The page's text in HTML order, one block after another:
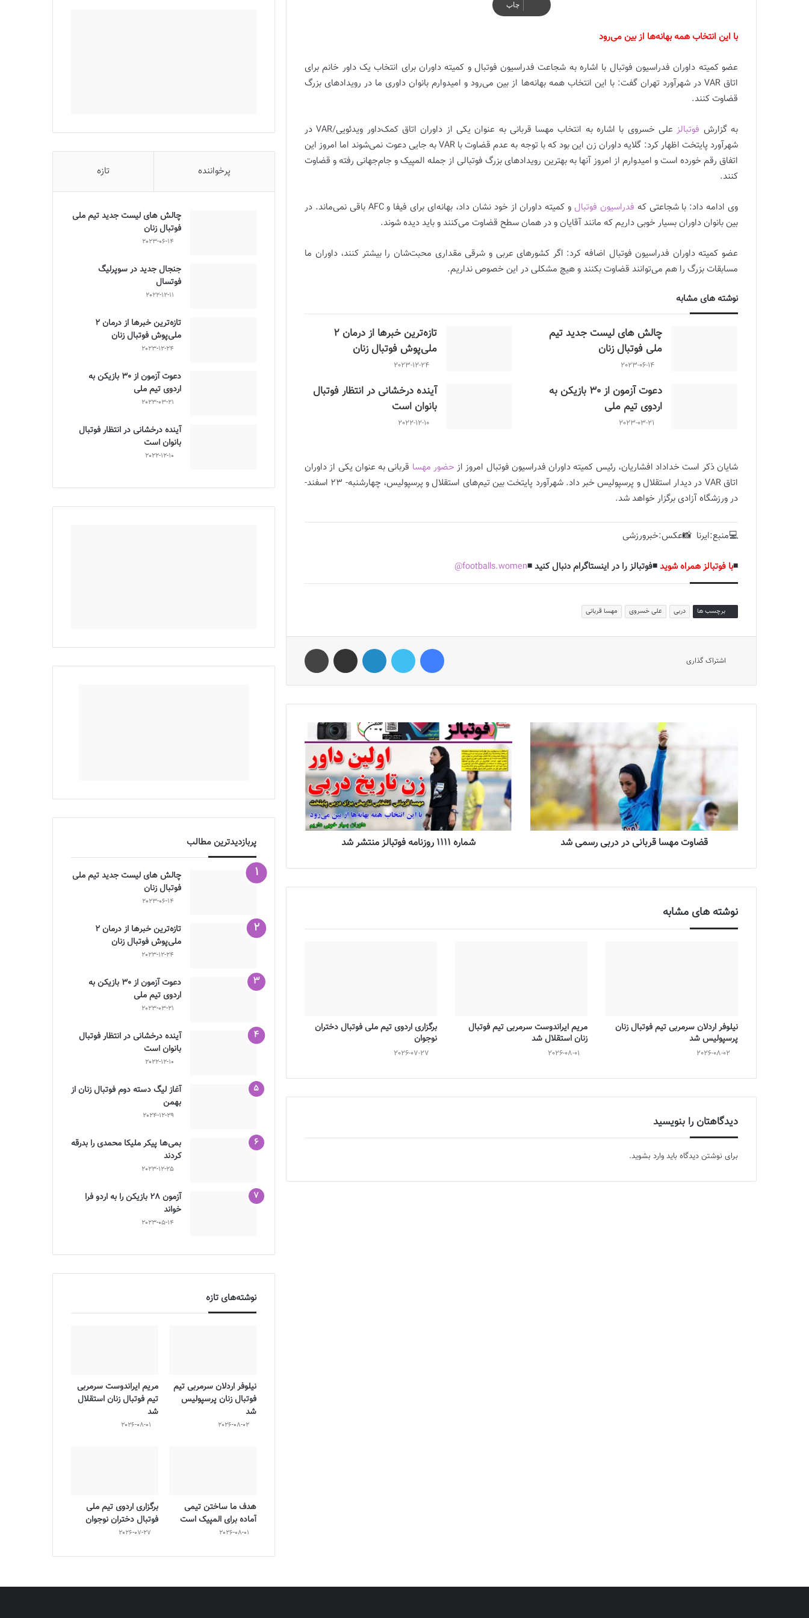
چاپ
با این انتخاب همه بهانه‌ها از بین می‌رود
عضو کمیته داوران فدراسیون فوتبال با اشاره به شجاعت فدراسیون فوتبال و کمیته داوران برای انتخاب یک داور خانم برای
اتاق VAR در شهرآورد تهران گفت: با این انتخاب همه بهانه‌ها از بین می‌رود و امیدوارم بانوان داوری ما در رویدادهای بزرگ
قضاوت کنند.
به گزارش فوتبالز
علی خسروی با اشاره به انتخاب مهسا قربانی به عنوان یکی از داوران اتاق کمک‌داور ویدئویی/VAR در
شهرآورد پایتخت اظهار کرد: گلایه داوران زن این بود که با توجه به عدم قضاوت با VAR به جایی دعوت نمی‌شوند اما امروز این
اتفاق رقم خورده است و امیدوارم از امروز آنها به بهترین رویدادهای بزرگ فوتبالی از جمله المپیک و جام‌جهانی رفته و قضاوت
کنند.
وی ادامه داد: با شجاعتی که فدراسیون فوتبال
و کمیته داوران از خود نشان داد، بهانه‌ای برای فیفا و AFC باقی نمی‌ماند. در
بین بانوان داوران بسیار خوبی داریم که مانند آقایان و در همان سطح قضاوت می‌کنند و باید دیده شوند.
عضو کمیته داوران فدراسیون فوتبال اضافه کرد: اگر کشورهای عربی و شرقی مقداری محبت‌شان را بیشتر کنند، داوران ما
مسابقات بزرگ را هم می‌توانند قضاوت بکنند و هیچ مشکلی در این خصوص نداریم.
نوشته های مشابه
چالش هاى ليست جدید تيم
ملى فوتبال زنان
2023-06-14
تازه‌ترین خبرها از درمان ۲
ملی‌پوش فوتبال زنان
2023-12-24
دعوت آزمون از 30 بازیکن به
اردوی تیم ملی
2023-03-21
آینده درخشانی در انتظار فوتبال
بانوان است
2022-12-10
شایان ذکر است خداداد افشاریان، رئیس کمیته داوران فدراسیون فوتبال امروز از حضور مهسا قربانی به عنوان یکی از داوران
اتاق VAR در دیدار استقلال و پرسپولیس خبر داد. شهرآورد پایتخت بین تیم‌های استقلال و پرسپولیس، چهارشنبه- ۲۳ اسفند-
در ورزشگاه آزادی برگزار خواهد شد.
💻منبع:ایرنا 📸عکس:خبرورزشی
◾️با فوتبالز همراه شوید◾️فوتبالز را در اینستاگرام دنبال کنید ◾️footballs.women@
برچسب ها دربی علی خسروی مهسا قربانی
اشتراک گذاری
قضاوت مهسا قربانی در دربی رسمی شد شماره 1111 روزنامه فوتبالز منتشر شد
نوشته های مشابه
نیلوفر اردلان سرمربی تیم فوتبال زنان
پرسپولیس شد
2026-08-02
مریم ایراندوست سرمربی تیم فوتبال
زنان استقلال شد
2026-08-01
برگزاری اردوی تیم ملی فوتبال دختران
نوجوان
2026-07-27
دیدگاهتان را بنویسید
برای نوشتن دیدگاه باید وارد بشوید.
پرخواننده تازه
چالش هاى ليست جدید تيم ملى
فوتبال زنان
2023-06-14
جنجال جدید در سوپرلیگ
فوتسال
2022-12-11
تازه‌ترین خبرها از درمان ۲
ملی‌پوش فوتبال زنان
2023-12-24
دعوت آزمون از 30 بازیکن به
اردوی تیم ملی
2023-03-21
آینده درخشانی در انتظار فوتبال
بانوان است
2022-12-10
پربازدیدترین مطالب
چالش هاى ليست جدید تيم ملى
فوتبال زنان
2023-06-14
تازه‌ترین خبرها از درمان ۲
ملی‌پوش فوتبال زنان
2023-12-24
دعوت آزمون از 30 بازیکن به
اردوی تیم ملی
2023-03-21
آینده درخشانی در انتظار فوتبال
بانوان است
2022-12-10
آغاز لیگ دسته دوم فوتبال زنان از
بهمن
2024-12-29
بمی‌ها پیکر ملیکا محمدی را بدرقه
کردند
2023-12-25
آزمون 28 بازیکن را به اردو فرا
خواند
2023-05-14
نوشته‌های تازه
نیلوفر اردلان سرمربی تیم
فوتبال زنان پرسپولیس
شد
2026-08-02
مریم ایراندوست سرمربی
تیم فوتبال زنان استقلال
شد
2026-08-01
هدف ما ساختن تیمی
آماده برای المپیک است
2026-08-01
برگزاری اردوی تیم ملی
فوتبال دختران نوجوان
2026-07-27